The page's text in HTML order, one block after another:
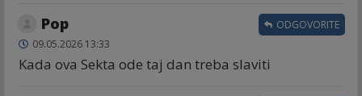
Pop
09.05.2026 13:33
Kada ova Sekta ode taj dan treba slaviti
ODGOVORITE